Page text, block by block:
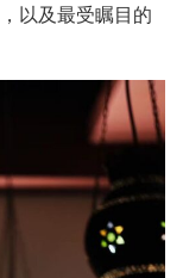
，以及最受瞩目的